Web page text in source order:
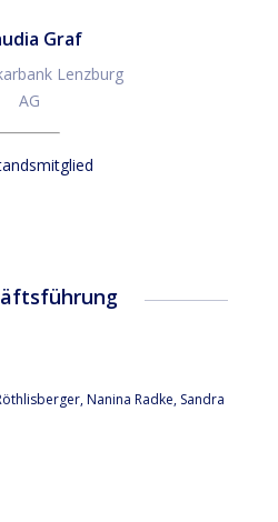
Graf
Lenzburg
AG
Nanina Radke, Sandra